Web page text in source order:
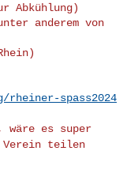
Abkühlung)
anderem von
spass2024
wäre es super
Verein teilen